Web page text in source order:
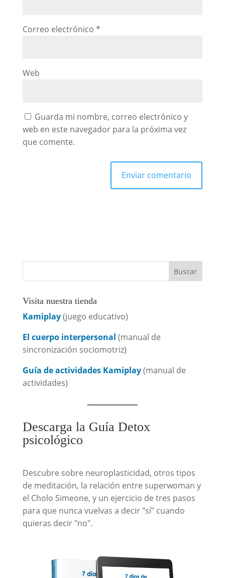
Correo electrónico *
Web
Guarda mi nombre, correo electrónico y
web en este navegador para la próxima vez
que comente.
Visita nuestra tienda
Kamiplay(juego educativo)
El cuerpo interpersonal (manual de
sincronización sociomotriz)
Guía de actividades Kamiplay(manual de
actividades)
Descarga la Guía Detox
psicológico
Descubre sobre neuroplasticidad, otros tipos
de meditación, la relación entre superwoman y
el Cholo Simeone, y un ejercicio de tres pasos
para que nunca vuelvas a decir "sí" cuando
quieras decir "no".